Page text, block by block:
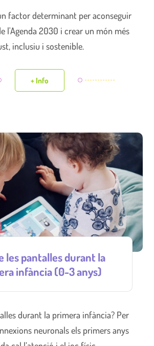
factor determinant per aconseguir
l'Agenda 2030 i crear un món més
inclusiu i sostenible.
+ Info
les pantalles durant la
infància (0-3 anys)
durant la primera infància? Per
neuronals els primers anys